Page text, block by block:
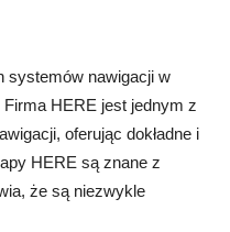
systemów nawigacji w
HERE jest jednym z
oferując dokładne i
HERE są znane z
że są niezwykle